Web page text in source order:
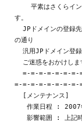
す。
の通り
=-=-=-=-=-=-=-=-